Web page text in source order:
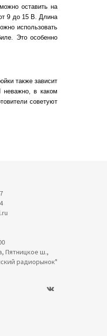
оставить на
9 до 15 В. Длина
использовать
Это особенно
также зависит
неважно, в каком
советуют
Пятницкое ш.,
радиорынок"